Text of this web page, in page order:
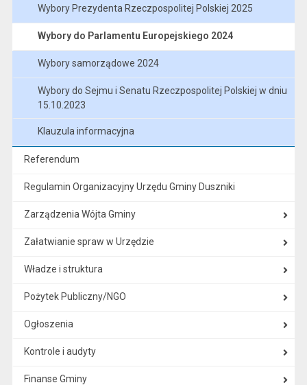
Wybory Prezydenta Rzeczpospolitej Polskiej 2025
Wybory do Parlamentu Europejskiego 2024
Wybory samorządowe 2024
Wybory do Sejmu i Senatu Rzeczpospolitej Polskiej w dniu
15.10.2023
Klauzula informacyjna
Referendum
Regulamin Organizacyjny Urzędu Gminy Duszniki
Zarządzenia Wójta Gminy
Załatwianie spraw w Urzędzie
Władze i struktura
Pożytek Publiczny/NGO
Ogłoszenia
Kontrole i audyty
Finanse Gminy